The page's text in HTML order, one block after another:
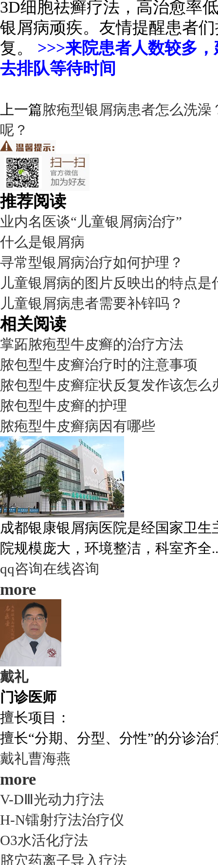
3D细胞祛癣疗法，高治愈率
银屑病顽疾。友情提醒患者
复。
>>>来院患者人数较多
去排队等待时间
上一篇脓疱型银屑病患者怎么洗澡
呢？
推荐阅读
业内名医谈“儿童银屑病治疗”
什么是银屑病
寻常型银屑病治疗如何护理？
儿童银屑病的图片反映出的特点是
儿童银屑病患者需要补锌吗？
相关阅读
掌跖脓疱型牛皮癣的治疗方法
脓包型牛皮癣治疗时的注意事项
脓包型牛皮癣症状反复发作该怎么
脓包型牛皮癣的护理
脓疱型牛皮癣病因有哪些
成都银康银屑病医院是经国家卫
院规模庞大，环境整洁，科室齐全
qq咨询在线咨询
more
戴礼
门诊医师
擅长项目：
擅长“分期、分型、分性”的分诊治
戴礼曹海燕
more
V-DⅢ光动力疗法
H-N镭射疗法治疗仪
O3水活化疗法
脐穴药离子导入疗法